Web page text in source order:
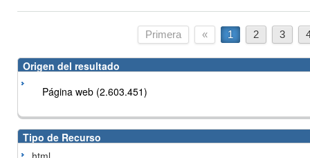
Primera « 1 2 3
Origen del resultado
Página web (2.603.451)
Tipo de Recurso